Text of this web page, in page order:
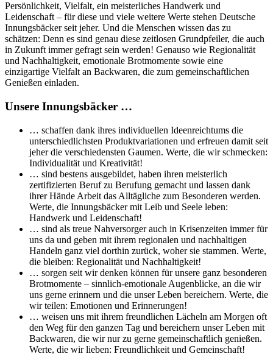
Persönlichkeit, Vielfalt, ein meisterliches Handwerk und
Leidenschaft – für diese und viele weitere Werte stehen Deutsche
Innungsbäcker seit jeher. Und die Menschen wissen das zu
schätzen: Denn es sind genau diese zeitlosen Grundpfeiler, die auch
in Zukunft immer gefragt sein werden! Genauso wie Regionalität
und Nachhaltigkeit, emotionale Brotmomente sowie eine
einzigartige Vielfalt an Backwaren, die zum gemeinschaftlichen
Genießen einladen.
Unsere Innungsbäcker …
… schaffen dank ihres individuellen Ideenreichtums die
unterschiedlichsten Produktvariationen und erfreuen damit seit
jeher die verschiedensten Gaumen. Werte, die wir schmecken:
Individualität und Kreativität!
… sind bestens ausgebildet, haben ihren meisterlich
zertifizierten Beruf zu Berufung gemacht und lassen dank
ihrer Hände Arbeit das Alltägliche zum Besonderen werden.
Werte, die Innungsbäcker mit Leib und Seele leben:
Handwerk und Leidenschaft!
… sind als treue Nahversorger auch in Krisenzeiten immer für
uns da und geben mit ihrem regionalen und nachhaltigen
Handeln ganz viel dorthin zurück, woher sie stammen. Werte,
die bleiben: Regionalität und Nachhaltigkeit!
… sorgen seit wir denken können für unsere ganz besonderen
Brotmomente – sinnlich-emotionale Augenblicke, an die wir
uns gerne erinnern und die unser Leben bereichern. Werte, die
wir teilen: Emotionen und Erinnerungen!
… weisen uns mit ihrem freundlichen Lächeln am Morgen oft
den Weg für den ganzen Tag und bereichern unser Leben mit
Backwaren, die wir nur zu gerne gemeinschaftlich genießen.
Werte, die wir lieben: Freundlichkeit und Gemeinschaft!